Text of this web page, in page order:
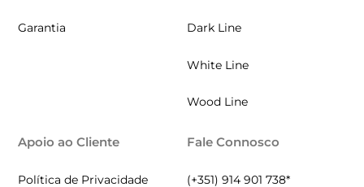
Garantia Dark Line
White Line
Wood Line
Apoio ao Cliente
Política de Privacidade
Fale Connosco
(+351) 914 901 738*